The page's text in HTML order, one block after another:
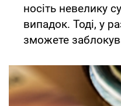
носіть невелику
випадок. Тоді, у
зможете